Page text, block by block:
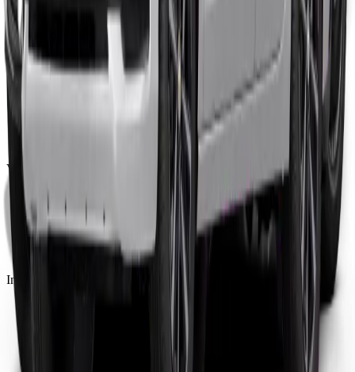
Carros SUV
Carros Sedan
Carros Pickup
Como funciona a assinatura
Vantagens
Manutenção Preventiva
Proteção Total
Carro Reserva
Assistência 24h
Documentação e IPVA
Institucional